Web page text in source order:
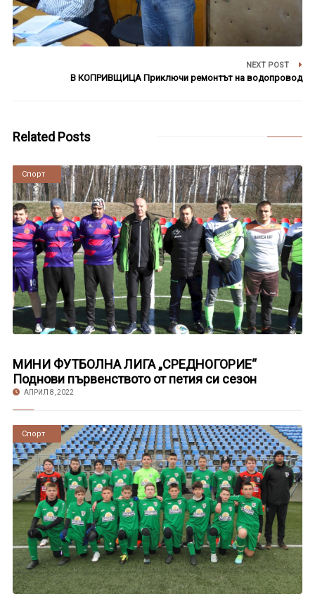
NEXT POST
В КОПРИВЩИЦА Приключи ремонтът на водопровод
Related Posts
Новини
Спорт
МИНИ ФУТБОЛНА ЛИГА „СРЕДНОГОРИЕ“
Поднови първенството от петия си сезон
АПРИЛ 8, 2022
Новини
Спорт